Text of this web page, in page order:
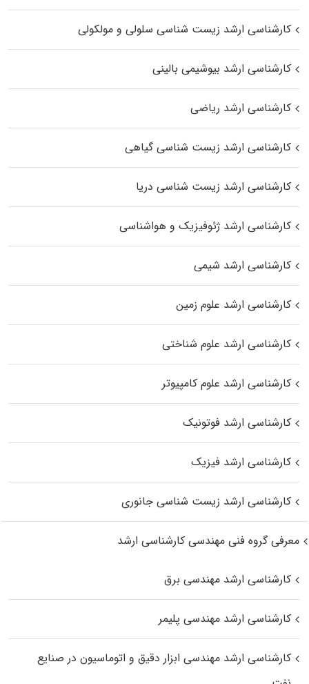
کارشناسی ارشد زیست شناسی سلولی و مولکولی
کارشناسی ارشد بیوشیمی بالینی
کارشناسی ارشد ریاضی
کارشناسی ارشد زیست‌ شناسی گیاهی
کارشناسی ارشد زیست‌ شناسی دریا
کارشناسی ارشد ژئوفیزیک و هواشناسی
کارشناسی ارشد شیمی
کارشناسی ارشد علوم زمین
کارشناسی ارشد علوم شناختی
کارشناسی ارشد علوم کامپیوتر
کارشناسی ارشد فوتونیک
کارشناسی ارشد فیزیک
کارشناسی ارشد زیست‌ شناسی جانوری
معرفی گروه فنی مهندسی کارشناسی ارشد
کارشناسی ارشد مهندسی برق
کارشناسی ارشد مهندسی پلیمر
کارشناسی ارشد مهندسی ابزار دقیق و اتوماسیون در صنایع